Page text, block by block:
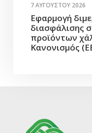
7 ΑΥΓΟΎΣΤΟΥ 2026
Εφαρμογή
διασφάλισης
προϊόντων
Κανονισμός